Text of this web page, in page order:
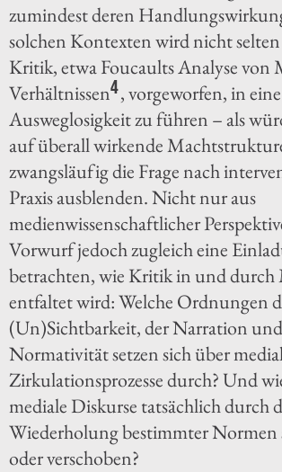
zumindest deren
solchen Kontexten wird nicht selten
Kritik, etwa Foucaults Analyse von
Verhältnissen4, vorgeworfen, in
Ausweglosigkeit zu führen – als
auf überall wirkende
zwangsläufig die Frage nach
Praxis ausblenden. Nicht nur aus
medienwissenschaftlicher
Vorwurf jedoch zugleich eine
betrachten, wie Kritik in und durch
entfaltet wird: Welche Ordnungen
(Un)Sichtbarkeit, der Narration
Normativität setzen sich über
Zirkulationsprozesse durch? Und
mediale Diskurse tatsächlich durch
Wiederholung bestimmter Normen
oder verschoben?